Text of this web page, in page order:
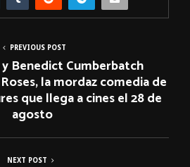
PREVIOUS POST
Benedict Cumberbatch
la mordaz comedia de
que llega a cines el 28 de
agosto
NEXT POST